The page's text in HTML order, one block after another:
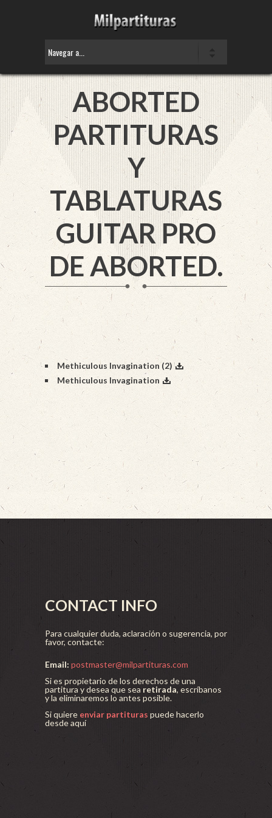
ABORTED
PARTITURAS
Y
TABLATURAS
GUITAR PRO
DE ABORTED.
Methiculous Invagination (2)
Methiculous Invagination
CONTACT INFO
Para cualquier duda, aclaración o sugerencia, por
favor, contacte:
Email: postmaster@milpartituras.com
Si es propietario de los derechos de una
partitura y desea que sea retirada, escríbanos
y la eliminaremos lo antes posible.
Si quiere enviar partituras puede hacerlo
desde aquí